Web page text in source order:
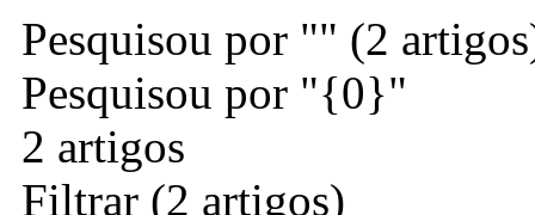
Pesquisou por "" (2
Pesquisou por "{0}"
2 artigos
Filtrar (2 artigos)